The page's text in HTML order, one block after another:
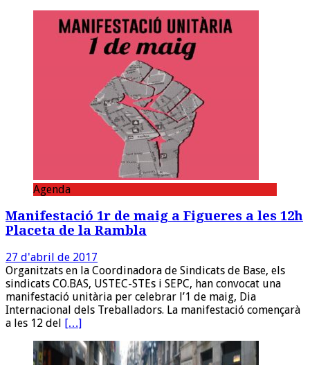
Agenda
Manifestació 1r de maig a Figueres a les 12h
Placeta de la Rambla
27 d'abril de 2017
Organitzats en la Coordinadora de Sindicats de Base, els
sindicats CO.BAS, USTEC-STEs i SEPC, han convocat una
manifestació unitària per celebrar l’1 de maig, Dia
Internacional dels Treballadors. La manifestació començarà
a les 12 del […]